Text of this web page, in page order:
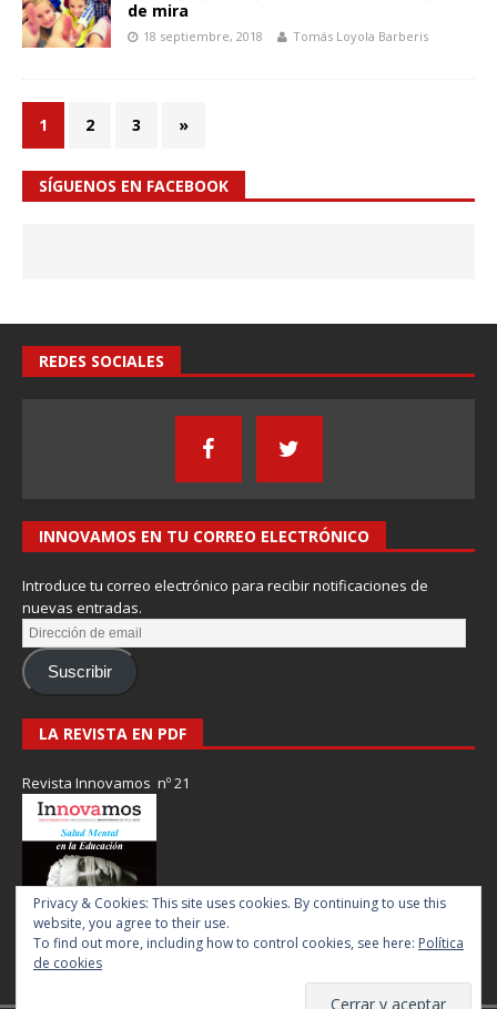
de mira
18 septiembre, 2018 Tomás Loyola Barberis
1 2 3 »
SÍGUENOS EN FACEBOOK
REDES SOCIALES
INNOVAMOS EN TU CORREO ELECTRÓNICO
Introduce tu correo electrónico para recibir notificaciones de
nuevas entradas.
Suscribir
LA REVISTA EN PDF
Revista Innovamos nº 21
Privacy & Cookies: This site uses cookies. By continuing to use this
website, you agree to their use.
To find out more, including how to control cookies, see here: Política
de cookies